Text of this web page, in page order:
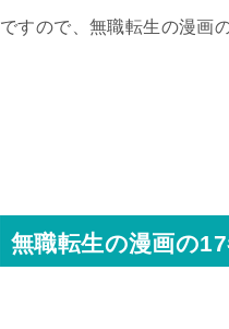
ですので、無職転生の漫画
無職転生の漫画の